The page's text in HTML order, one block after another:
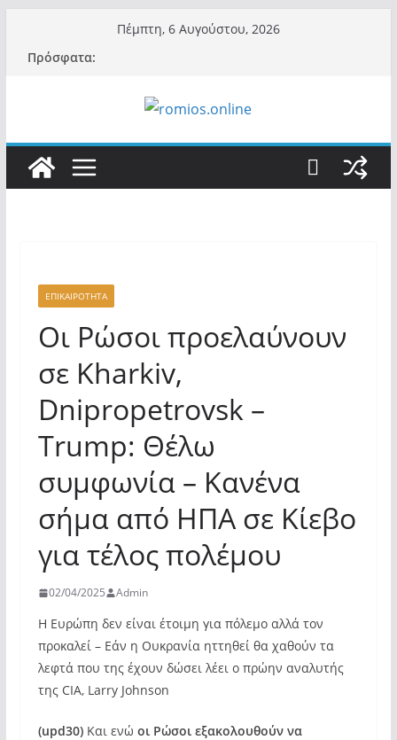
περιεχόμενο
Πέμπτη, 6 Αυγούστου, 2026
Πρόσφατα:
ΕΠΙΚΑΙΡΟΤΗΤΑ
Οι Ρώσοι προελαύνουν
σε Kharkiv,
Dnipropetrovsk –
Trump: Θέλω
συμφωνία – Κανένα
σήμα από ΗΠΑ σε Κίεβο
για τέλος πολέμου
02/04/2025 Admin
Η Ευρώπη δεν είναι έτοιμη για πόλεμο αλλά τον
προκαλεί – Εάν η Ουκρανία ηττηθεί θα χαθούν τα
λεφτά που της έχουν δώσει λέει ο πρώην αναλυτής
της CIA, Larry Johnson
(upd30)Και ενώ οι Ρώσοι εξακολουθούν να